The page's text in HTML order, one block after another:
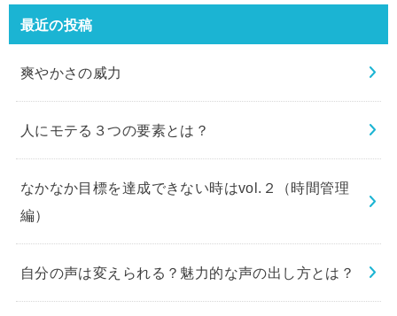
最近の投稿
爽やかさの威力
人にモテる３つの要素とは？
なかなか目標を達成できない時はvol.２（時間管理
編）
自分の声は変えられる？魅力的な声の出し方とは？